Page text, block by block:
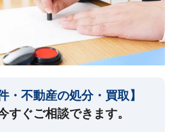
・不動産の処分・買取】
すぐご相談できます。